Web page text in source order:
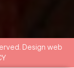
Design web